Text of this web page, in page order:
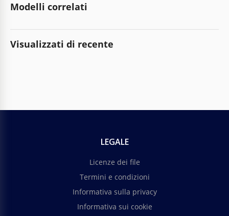
Modelli correlati
Visualizzati di recente
LEGALE
Licenze dei file
Termini e condizioni
Informativa sulla privacy
Informativa sui cookie